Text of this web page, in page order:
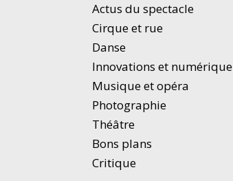
Actus du spectacle
Cirque et rue
Danse
Innovations et numérique
Musique et opéra
Photographie
Théâtre
Bons plans
Critique